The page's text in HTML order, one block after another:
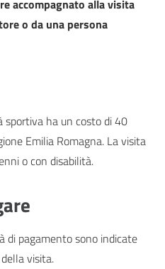
accompagnato alla visita
o da una persona
sportiva ha un costo di 40
Emilia Romagna. La visita
o con disabilità.
di pagamento sono indicate
visita.